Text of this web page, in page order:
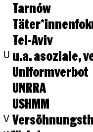
Tarnów
Tel-Aviv
U u.a. asoziale,
Uniformverbot
UNRRA
USHMM
V